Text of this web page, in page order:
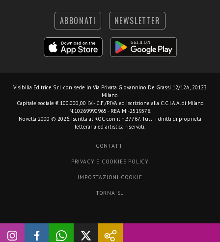
ABBONATI NEWSLETTER
Visibilia Editrice S.r.l. con sede in Via Privata Giovannino De Grassi 12/12A, 20123
Milano.
Capitale sociale € 100.000,00 I.V. - C.F./P.IVA ed iscrizione alla C.C.I.A.A. di Milano
N.10269990965 - REA MI-2519578.
Novella 2000 © 2026. Iscritta al ROC con il n.37767. Tutti i diritti di proprietà
letteraria ed artistica riservati.
CONTATTI
PRIVACY E COOKIES POLICY
IMPOSTAZIONI COOKIE
TORNA SU